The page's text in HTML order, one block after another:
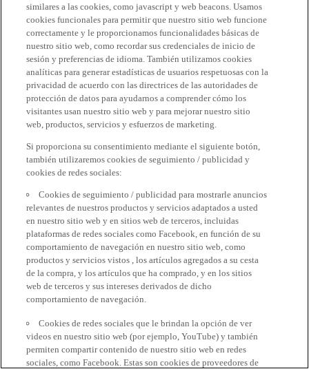
similares a las cookies, como javascript y web beacons. Usamos
cookies funcionales para permitir que nuestro sitio web funcione
correctamente y le proporcionamos funcionalidades básicas de
nuestro sitio web, como recordar sus credenciales de inicio de
sesión y preferencias de idioma. También utilizamos cookies
analíticas para generar estadísticas de usuarios respetuosas con la
privacidad de acuerdo con las directrices de las autoridades de
protección de datos para ayudarnos a comprender cómo los
visitantes usan nuestro sitio web y para mejorar nuestro sitio
web, productos, servicios y esfuerzos de marketing.
Si proporciona su consentimiento mediante el siguiente botón,
también utilizaremos cookies de seguimiento / publicidad y
cookies de redes sociales:
Cookies de seguimiento / publicidad para mostrarle anuncios
relevantes de nuestros productos y servicios adaptados a usted
en nuestro sitio web y en sitios web de terceros, incluidas
plataformas de redes sociales como Facebook, en función de su
comportamiento de navegación en nuestro sitio web, como
productos y servicios vistos , los artículos agregados a su cesta
de la compra, y los artículos que ha comprado, y en los sitios
web de terceros y sus intereses derivados de dicho
comportamiento de navegación.
Cookies de redes sociales que le brindan la opción de ver
videos en nuestro sitio web (por ejemplo, YouTube) y también
permiten compartir contenido de nuestro sitio web en redes
sociales, como Facebook. Estas son cookies de proveedores de